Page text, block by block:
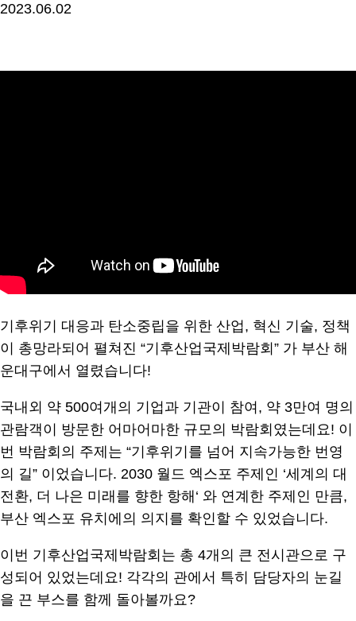
2023.06.02
기후위기 대응과 탄소중립을 위한 산업, 혁신 기술, 정책
이 총망라되어 펼쳐진 “기후산업국제박람회” 가 부산 해
운대구에서 열렸습니다!
국내외 약 500여개의 기업과 기관이 참여, 약 3만여 명의
관람객이 방문한 어마어마한 규모의 박람회였는데요! 이
번 박람회의 주제는 “기후위기를 넘어 지속가능한 번영
의 길” 이었습니다. 2030 월드 엑스포 주제인 ‘세계의 대
전환, 더 나은 미래를 향한 항해‘ 와 연계한 주제인 만큼,
부산 엑스포 유치에의 의지를 확인할 수 있었습니다.
이번 기후산업국제박람회는 총 4개의 큰 전시관으로 구
성되어 있었는데요! 각각의 관에서 특히 담당자의 눈길
을 끈 부스를 함께 돌아볼까요?